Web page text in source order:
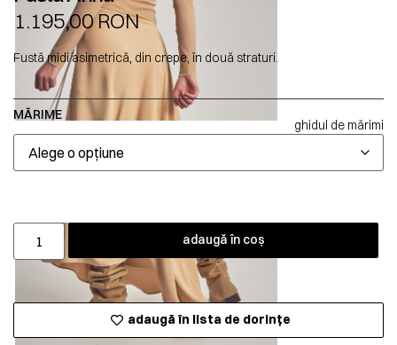
1.195,00RON
Fustă midi asimetrică, din crepe, în două straturi.
MĂRIME
ghidul de mărimi
adaugă în coș
adaugă în lista de dorințe